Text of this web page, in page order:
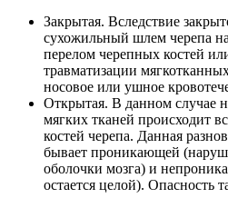
Закрытая. Вследствие
сухожильный шлем черепа
перелом черепных костей
травматизации
носовое или ушное
Открытая. В данном случае
мягких тканей происходит
костей черепа. Данная
бывает проникающей
оболочки мозга) и
остается целой). Опасность